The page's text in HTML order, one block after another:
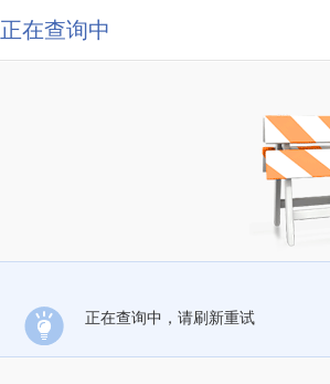
正在查询中
正在查询中，请刷新重试